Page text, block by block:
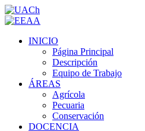
INICIO
Página Principal
Descripción
Equipo de Trabajo
ÁREAS
Agrícola
Pecuaria
Conservación
DOCENCIA